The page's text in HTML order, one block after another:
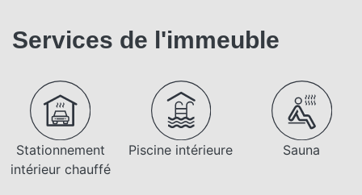
Services de l'immeuble
Stationnement
intérieur chauffé
Piscine intérieure Sauna